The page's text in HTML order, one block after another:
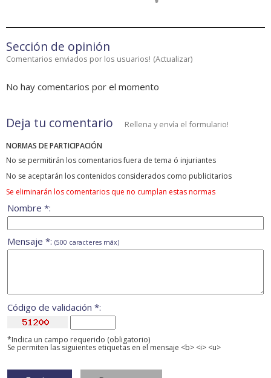
Sección de opinión
Comentarios enviados por los usuarios! (Actualizar)
No hay comentarios por el momento
Deja tu comentario Rellena y envía el formulario!
NORMAS DE PARTICIPACIÓN
No se permitirán los comentarios fuera de tema ó injuriantes
No se aceptarán los contenidos considerados como publicitarios
Se eliminarán los comentarios que no cumplan estas normas
Nombre *:
Mensaje *: (500 caracteres máx)
Código de validación *:
*Indica un campo requerido (obligatorio)
Se permiten las siguientes etiquetas en el mensaje <b> <i> <u>